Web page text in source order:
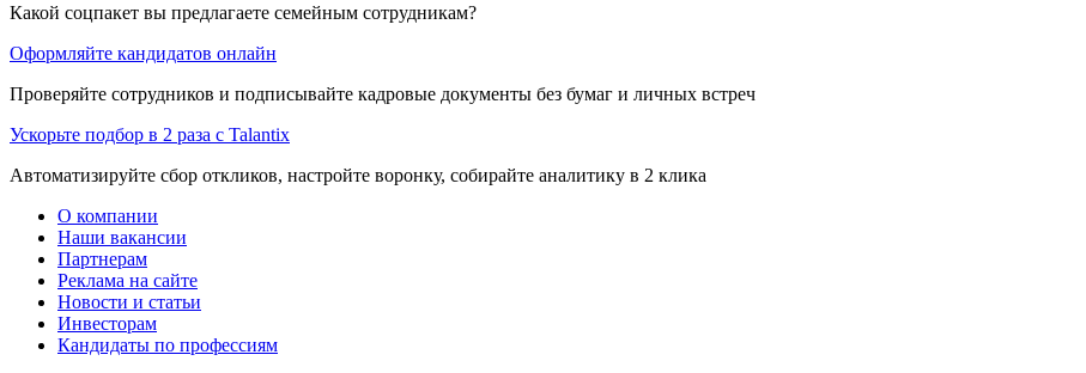
Какой соцпакет вы предлагаете семейным сотрудникам?
Оформляйте кандидатов онлайн
Проверяйте сотрудников и подписывайте кадровые документы без бумаг и личных встреч
Ускорьте подбор в 2 раза с Talantix
Автоматизируйте сбор откликов, настройте воронку, собирайте аналитику в 2 клика
О компании
Наши вакансии
Партнерам
Реклама на сайте
Новости и статьи
Инвесторам
Кандидаты по профессиям